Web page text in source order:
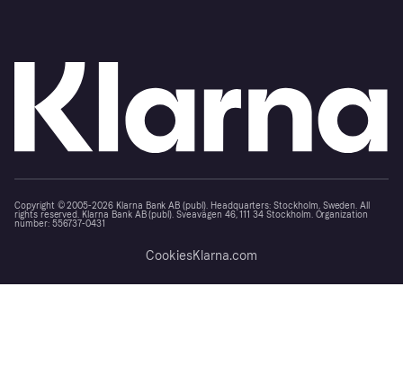
Copyright © 2005-2026 Klarna Bank AB (publ). Headquarters: Stockholm, Sweden. All
rights reserved. Klarna Bank AB (publ). Sveavägen 46, 111 34 Stockholm. Organization
number: 556737-0431
CookiesKlarna.com